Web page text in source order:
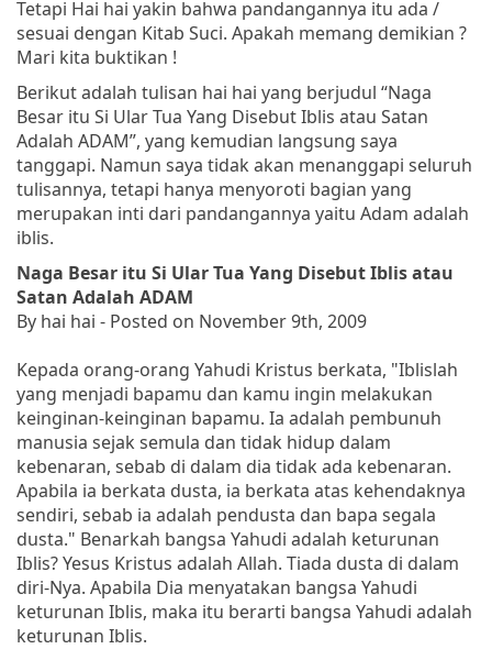
Tetapi Hai hai yakin bahwa pandangannya itu ada /
sesuai dengan Kitab Suci. Apakah memang demikian ?
Mari kita buktikan !
Berikut adalah tulisan hai hai yang berjudul “Naga
Besar itu Si Ular Tua Yang Disebut Iblis atau Satan
Adalah ADAM”, yang kemudian langsung saya
tanggapi. Namun saya tidak akan menanggapi seluruh
tulisannya, tetapi hanya menyoroti bagian yang
merupakan inti dari pandangannya yaitu Adam adalah
iblis.
Naga Besar itu Si Ular Tua Yang Disebut Iblis atau
Satan Adalah ADAM
By hai hai - Posted on November 9th, 2009
Kepada orang-orang Yahudi Kristus berkata, "Iblislah
yang menjadi bapamu dan kamu ingin melakukan
keinginan-keinginan bapamu. Ia adalah pembunuh
manusia sejak semula dan tidak hidup dalam
kebenaran, sebab di dalam dia tidak ada kebenaran.
Apabila ia berkata dusta, ia berkata atas kehendaknya
sendiri, sebab ia adalah pendusta dan bapa segala
dusta." Benarkah bangsa Yahudi adalah keturunan
Iblis? Yesus Kristus adalah Allah. Tiada dusta di dalam
diri-Nya. Apabila Dia menyatakan bangsa Yahudi
keturunan Iblis, maka itu berarti bangsa Yahudi adalah
keturunan Iblis.